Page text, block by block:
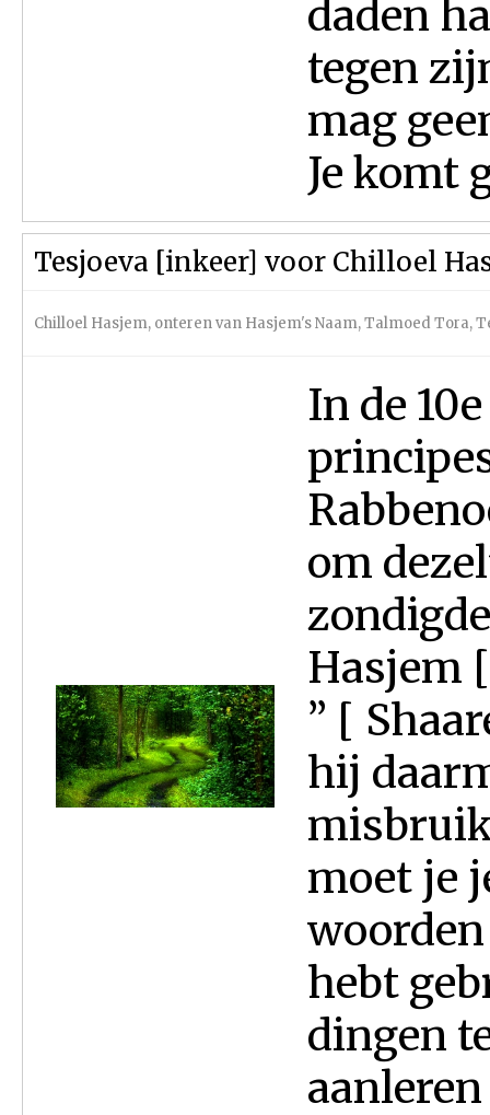
daden
tegen
mag
Je komt
Tesjoeva [inkeer] voor Chilloel
Chilloel Hasjem, onteren van Hasjem's Naam,Talmoed Tora,
In de
om
Hasjem
” [
hij
moet je
hebt
dingen